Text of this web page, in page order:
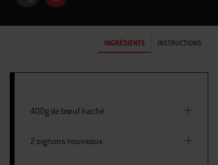
INGRÉDIENTS INSTRUCTIONS
400g de bœuf haché
2 oignons nouveaux